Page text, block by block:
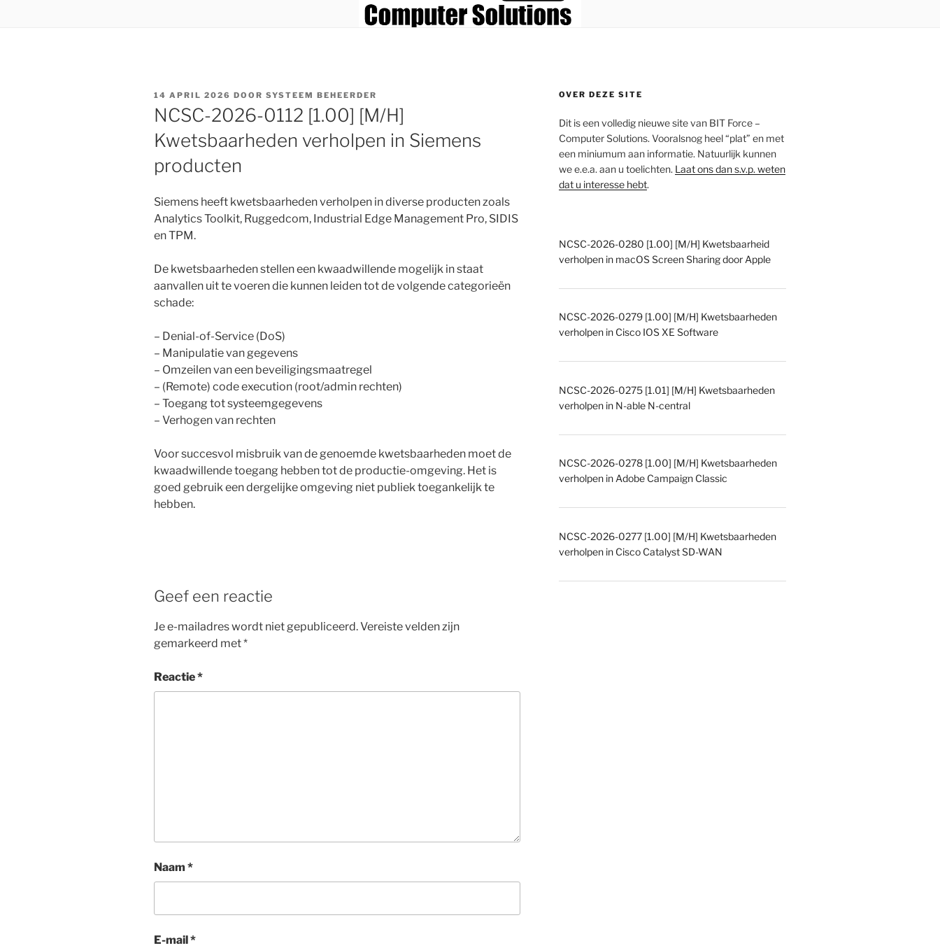
GEPLAATST
OP
14 APRIL 2026 DOOR SYSTEEM BEHEERDER
NCSC-2026-0112 [1.00] [M/H]
Kwetsbaarheden verholpen in Siemens
producten
Siemens heeft kwetsbaarheden verholpen in diverse producten zoals
Analytics Toolkit, Ruggedcom, Industrial Edge Management Pro, SIDIS
en TPM.
De kwetsbaarheden stellen een kwaadwillende mogelijk in staat
aanvallen uit te voeren die kunnen leiden tot de volgende categorieën
schade:
– Denial-of-Service (DoS)
– Manipulatie van gegevens
– Omzeilen van een beveiligingsmaatregel
– (Remote) code execution (root/admin rechten)
– Toegang tot systeemgegevens
– Verhogen van rechten
Voor succesvol misbruik van de genoemde kwetsbaarheden moet de
kwaadwillende toegang hebben tot de productie-omgeving. Het is
goed gebruik een dergelijke omgeving niet publiek toegankelijk te
hebben.
Geef een reactie
Je e-mailadres wordt niet gepubliceerd.Vereiste velden zijn
gemarkeerd met*
Reactie*
Naam *
E-mail *
OVER DEZE SITE
Dit is een volledig nieuwe site van BIT Force –
Computer Solutions. Vooralsnog heel “plat” en met
een miniumum aan informatie. Natuurlijk kunnen
we e.e.a. aan u toelichten. Laat ons dan s.v.p. weten
dat u interesse hebt.
NCSC-2026-0280 [1.00] [M/H] Kwetsbaarheid
verholpen in macOS Screen Sharing door Apple
NCSC-2026-0279 [1.00] [M/H] Kwetsbaarheden
verholpen in Cisco IOS XE Software
NCSC-2026-0275 [1.01] [M/H] Kwetsbaarheden
verholpen in N-able N-central
NCSC-2026-0278 [1.00] [M/H] Kwetsbaarheden
verholpen in Adobe Campaign Classic
NCSC-2026-0277 [1.00] [M/H] Kwetsbaarheden
verholpen in Cisco Catalyst SD-WAN